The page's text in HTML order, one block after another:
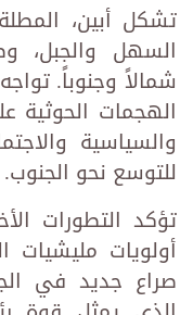
تشكل أبين،
السهل والجبل،
شمالاً وجنوباً.
الهجمات الحوثية
والسياسية
للتوسع نحو الجنوب.
تؤكد التطورات
أولويات
صراع جديد في